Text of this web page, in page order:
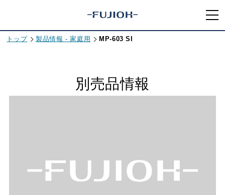
トップ 製品情報 - 家庭用 MP-603 SI
別売品情報